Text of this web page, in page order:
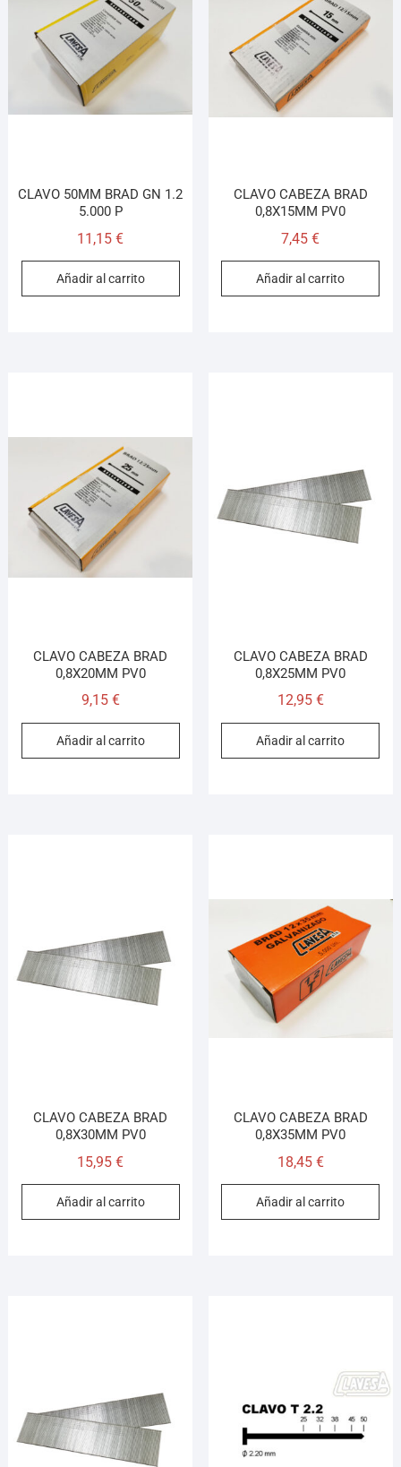
CLAVO 50MM BRAD GN 1.2
5.000 P
11,15€
Añadir al carrito
CLAVO CABEZA BRAD
0,8X15MM PV0
7,45€
Añadir al carrito
CLAVO CABEZA BRAD
0,8X20MM PV0
9,15 €
Añadir al carrito
CLAVO CABEZA BRAD
0,8X25MM PV0
12,95 €
Añadir al carrito
CLAVO CABEZA BRAD
0,8X30MM PV0
15,95€
Añadir al carrito
CLAVO CABEZA BRAD
0,8X35MM PV0
18,45 €
Añadir al carrito